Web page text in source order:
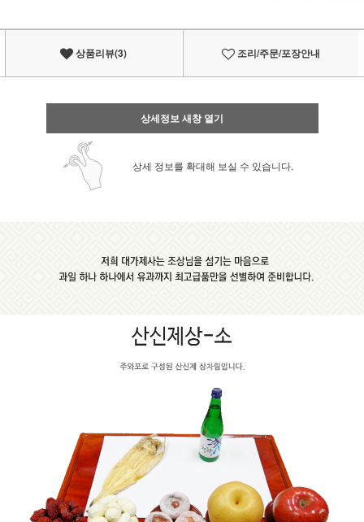
상품리뷰(3) 조리/주문/포장안내
상세정보 새창 열기
상세 정보를 확대해 보실 수 있습니다.